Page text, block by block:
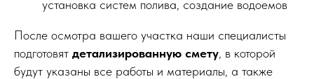
установка систем полива, создание водоемов
После осмотра вашего участка наши специалисты
подготовят детализированную смету, в которой
будут указаны все работы и материалы, а также